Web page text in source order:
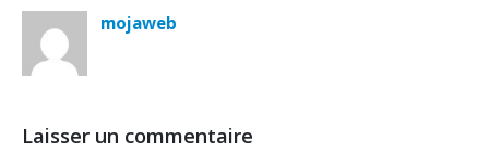
mojaweb
Laisser un commentaire